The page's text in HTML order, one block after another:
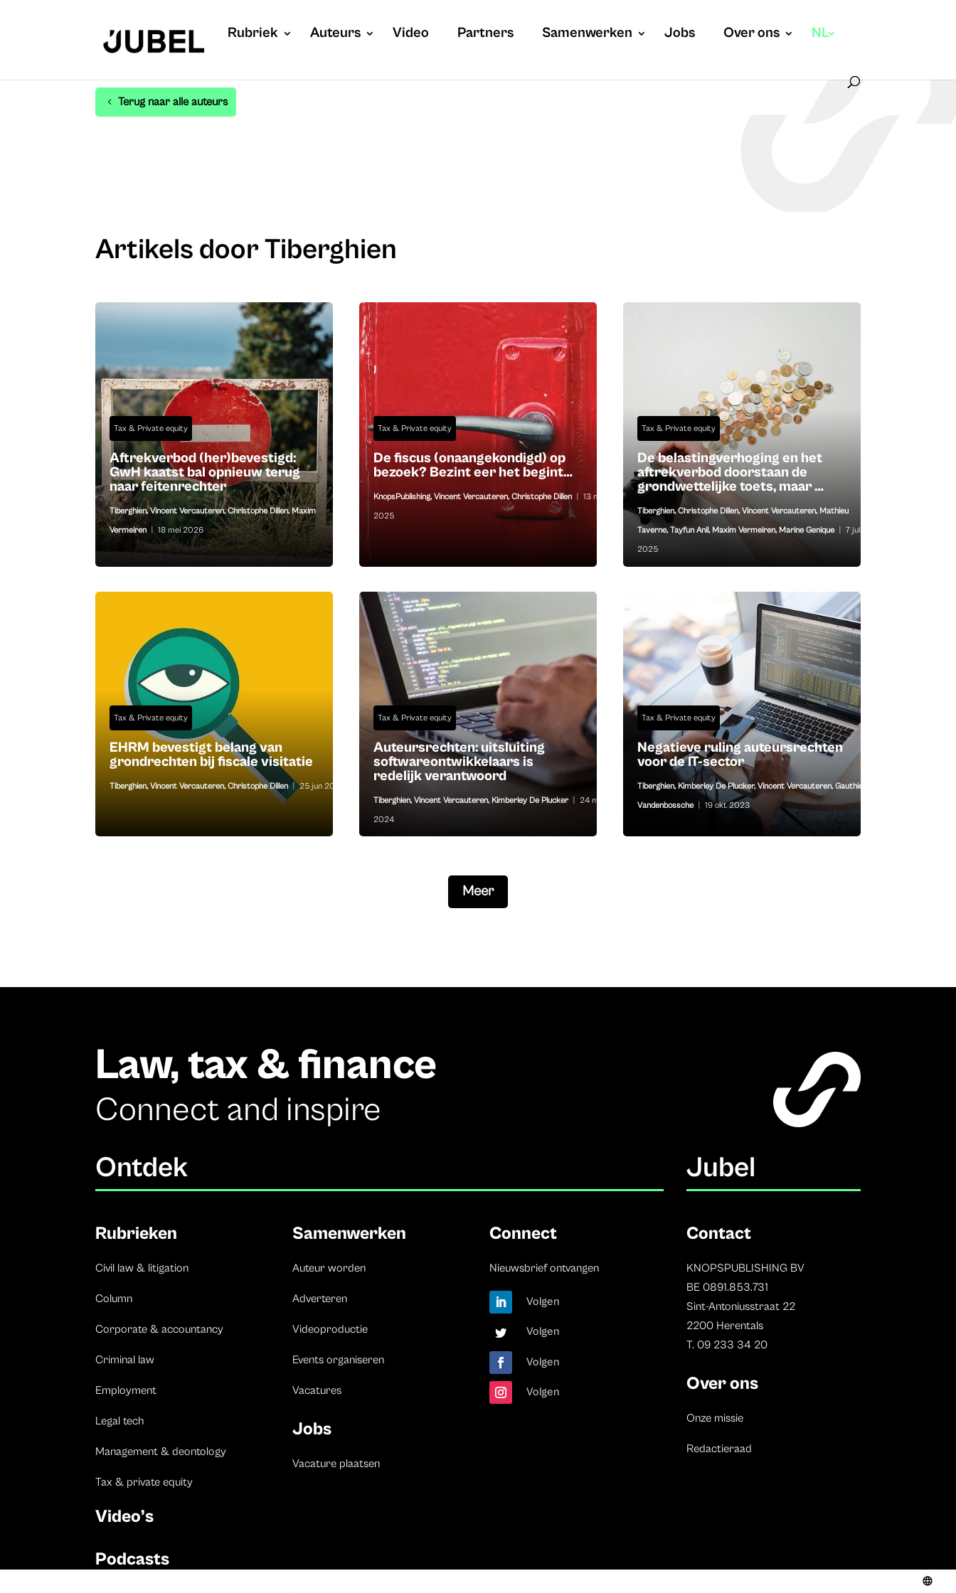
Rubriek Auteurs Video Partners Samenwerken Jobs Over ons NL
Terug naar alle auteurs
Artikels door Tiberghien
Tax & Private equity
Aftrekverbod (her)bevestigd:
GwH kaatst bal opnieuw terug
naar feitenrechter
Tiberghien,Vincent Vercauteren,Christophe Dillen,Maxim
Vermeiren | 18 mei 2026
Tax & Private equity
De fiscus (onaangekondigd) op
bezoek? Bezint eer het begint…
KnopsPublishing,Vincent Vercauteren,Christophe Dillen 13 nov
2025
Tax & Private equity
De belastingverhoging en het
aftrekverbod doorstaan de
grondwettelijke toets, maar …
Tiberghien,Christophe Dillen,Vincent Vercauteren, Mathieu
Taverne,Tayfun Anil, Maxim Vermeiren, Marine Genique 7 jul
2025
Tax & Private equity
EHRM bevestigt belang van
grondrechten bij fiscale visitatie
Tiberghien,Vincent Vercauteren,Christophe Dillen | 25 jun 2025
Tax & Private equity
Auteursrechten: uitsluiting
softwareontwikkelaars is
redelijk verantwoord
Tiberghien,Vincent Vercauteren, Kimberley De Plucker 24 mei
2024
Tax & Private equity
Negatieve ruling auteursrechten
voor de IT-sector
Tiberghien, Kimberley De Plucker,Vincent Vercauteren,Gauthier
Vandenbossche 19 okt 2023
Meer
Law, tax & finance
Connect and inspire
Ontdek Jubel
Rubrieken
Civil law & litigation
Column
Corporate & accountancy
Criminal law
Employment
Legal tech
Management & deontology
Tax & private equity
Video’s
Podcasts
Samenwerken
Auteur worden
Adverteren
Videoproductie
Events organiseren
Vacatures
Jobs
Vacature plaatsen
Connect
Nieuwsbrief ontvangen
Volgen
Volgen
Volgen
Volgen
Contact
KNOPSPUBLISHING BV
BE 0891.853.731
Sint-Antoniusstraat 22
2200 Herentals
T. 09 233 34 20
Over ons
Onze missie
Redactieraad